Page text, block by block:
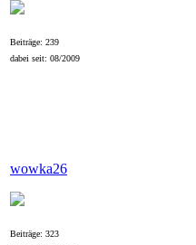
Beiträge: 239
dabei seit: 08/2009
wowka26
Beiträge: 323